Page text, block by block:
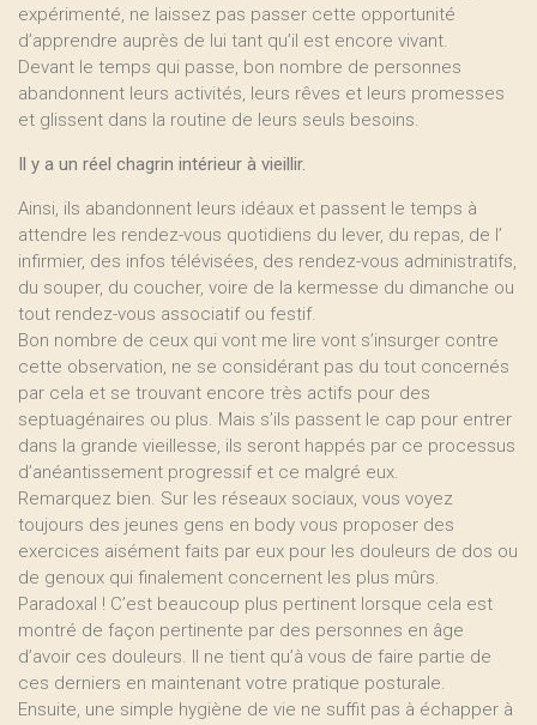
expérimenté, ne laissez pas passer cette opportunité
d’apprendre auprès de lui tant qu’il est encore vivant.
Devant le temps qui passe, bon nombre de personnes
abandonnent leurs activités, leurs rêves et leurs promesses
et glissent dans la routine de leurs seuls besoins.
Il y a un réel chagrin intérieur à vieillir.
Ainsi, ils abandonnent leurs idéaux et passent le temps à
attendre les rendez-vous quotidiens du lever, du repas, de l’
infirmier, des infos télévisées, des rendez-vous administratifs,
du souper, du coucher, voire de la kermesse du dimanche ou
tout rendez-vous associatif ou festif.
Bon nombre de ceux qui vont me lire vont s’insurger contre
cette observation, ne se considérant pas du tout concernés
par cela et se trouvant encore très actifs pour des
septuagénaires ou plus. Mais s’ils passent le cap pour entrer
dans la grande vieillesse, ils seront happés par ce processus
d’anéantissement progressif et ce malgré eux.
Remarquez bien. Sur les réseaux sociaux, vous voyez
toujours des jeunes gens en body vous proposer des
exercices aisément faits par eux pour les douleurs de dos ou
de genoux qui finalement concernent les plus mûrs.
Paradoxal ! C’est beaucoup plus pertinent lorsque cela est
montré de façon pertinente par des personnes en âge
d’avoir ces douleurs. Il ne tient qu’à vous de faire partie de
ces derniers en maintenant votre pratique posturale.
Ensuite, une simple hygiène de vie ne suffit pas à échapper à